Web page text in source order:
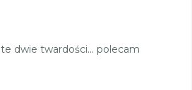
dwie twardości... polecam